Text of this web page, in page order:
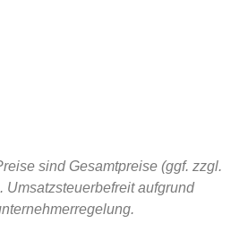
sind Gesamtpreise (ggf. zzgl.
Umsatzsteuerbefreit aufgrund